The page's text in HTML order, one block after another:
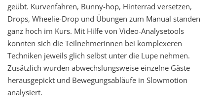
geübt. Kurvenfahren, Bunny-hop, Hinterrad versetzen,
Drops, Wheelie-Drop und Übungen zum Manual standen
ganz hoch im Kurs. Mit Hilfe von Video-Analysetools
konnten sich die TeilnehmerInnen bei komplexeren
Techniken jeweils glich selbst unter die Lupe nehmen.
Zusätzlich wurden abwechslungsweise einzelne Gäste
herausgepickt und Bewegungsabläufe in Slowmotion
analysiert.